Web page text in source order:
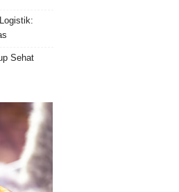
Sehat